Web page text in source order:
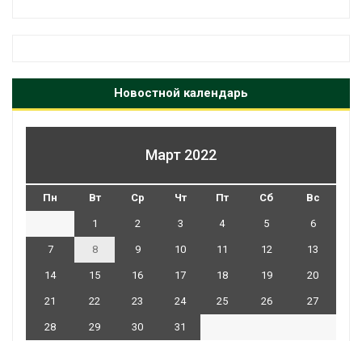
Новостной календарь
Март 2022
Пн Вт Ср Чт Пт Сб Вс
1 2 3 4 5 6
7 8 9 10 11 12 13
14 15 16 17 18 19 20
21 22 23 24 25 26 27
28 29 30
31